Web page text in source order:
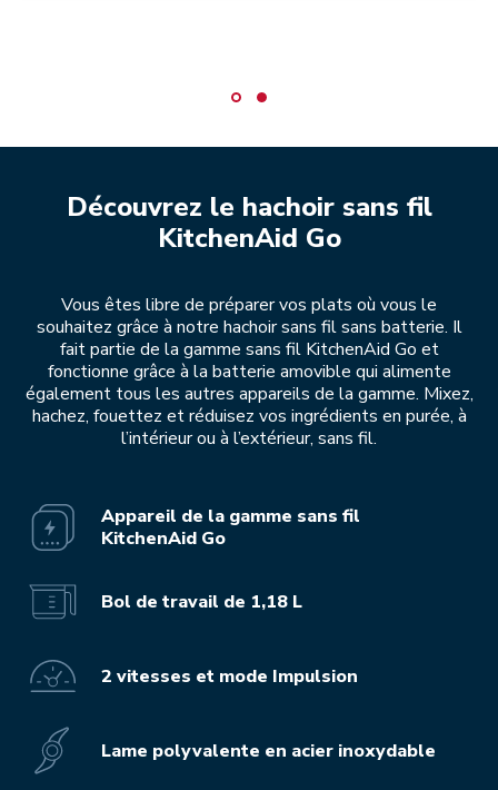
Découvrez le hachoir sans fil
KitchenAid Go
Vous êtes libre de préparer vos plats où vous le
souhaitez grâce à notre hachoir sans fil sans batterie. Il
fait partie de la gamme sans fil KitchenAid Go et
fonctionne grâce à la batterie amovible qui alimente
également tous les autres appareils de la gamme. Mixez,
hachez, fouettez et réduisez vos ingrédients en purée, à
l’intérieur ou à l’extérieur, sans fil.
Appareil de la gamme sans fil
KitchenAid Go
Bol de travail de 1,18 L
2 vitesses et mode Impulsion
Lame polyvalente en acier inoxydable